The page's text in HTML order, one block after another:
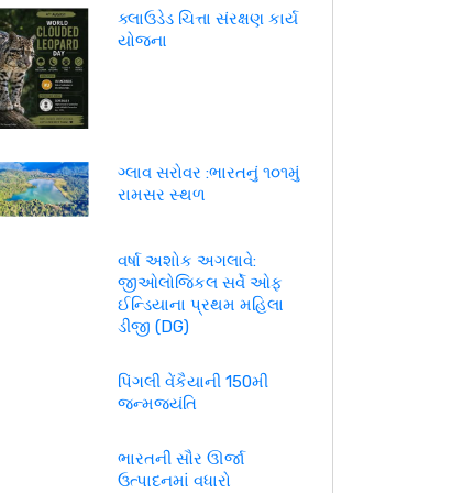
ક્લાઉડેડ ચિત્તા સંરક્ષણ કાર્ય
યોજના
ગ્લાવ સરોવર :ભારતનું ૧૦૧મું
રામસર સ્થળ
વર્ષા અશોક અગલાવે:
જીઓલોજિકલ સર્વે ઓફ
ઈન્ડિયાના પ્રથમ મહિલા
ડીજી (DG)
પિંગલી વેંકૈયાની 150મી
જન્મજયંતિ
ભારતની સૌર ઊર્જા
ઉત્પાદનમાં વધારો